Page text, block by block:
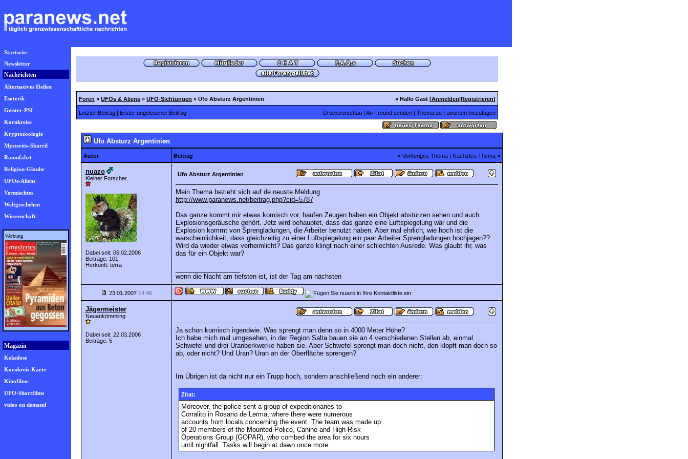
Startseite
Newsletter
Nachrichten
Alternatives Heilen
Esoterik
Geister-PSI
Kornkreise
Kryptozoologie
Mysteriös-Skurril
Raumfahrt
Religion-Glaube
UFOs-Aliens
Vermischtes
Weltgeschehen
Wissenschaft
Werbung
Magazin
Keksdose
Kornkreis-Karte
Kinofilme
UFO-Shortfilms
video on demand
Foren » UFOs & Aliens » UFO-Sichtungen » Ufo Absturz Argentinien » Hallo Gast [Anmelden|Registrieren]
Letzter Beitrag | Erster ungelesener Beitrag Druckvorschau | An Freund senden | Thema zu Favoriten hinzufügen
Ufo Absturz Argentinien
Autor Beitrag « Vorheriges Thema| Nächstes Thema »
nuazo
Kleiner Forscher
Dabei seit: 06.02.2006
Beiträge: 101
Herkunft: terra
Ufo Absturz Argentinien
Mein Thema bezieht sich auf de neuste Meldung
http://www.paranews.net/beitrag.php?cid=5787
Das ganze kommt mir etwas komisch vor, haufen Zeugen haben ein Objekt abstürzen sehen und auch
Explosionsgeräusche gehört. Jetz wird behauptet, dass das ganze eine Luftspiegelung wär und die
Explosion kommt von Sprengladungen, die Arbeiter benutzt haben. Aber mal ehrlich, wie hoch ist die
warscheinlichkeit, dass gleichzeitig zu einer Luftspiegelung ein paar Arbeiter Sprengladungen hochjagen??
Wird da wieder etwas verheimlicht? Das ganze klingt nach einer schlechten Ausrede. Was glaubt ihr, was
das für ein Objekt war?
wenn die Nacht am tiefsten ist, ist der Tag am nächsten
23.01.2007 14:46
Jägermeister
Neuankömmling
Dabei seit: 22.03.2006
Beiträge: 5
Ja schon komisch irgendwie. Was sprengt man denn so in 4000 Meter Höhe?
Ich habe mich mal umgesehen, in der Region Salta bauen sie an 4 verschiedenen Stellen ab, einmal
Schwefel und drei Uranberkwerke haben sie. Aber Schwefel sprengt man doch nicht, den klopft man doch so
ab, oder nicht? Und Uran? Uran an der Oberfläche sprengen?
Im Übrigen ist da nicht nur ein Trupp hoch, sondern anschließend noch ein anderer:
Zitat:
Moreover, the police sent a group of expeditionaries to
Corralito in Rosario de Lerma, where there were numerous
accounts from locals concerning the event. The team was made up
of 20 members of the Mounted Police, Canine and High-Risk
Operations Group (GOPAR), who combed the area for six hours
until nightfall. Tasks will begin at dawn once more.